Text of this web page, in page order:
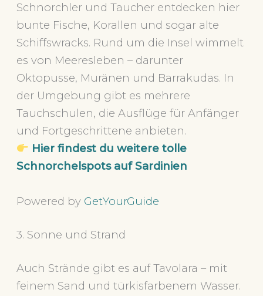
Schnorchler und Taucher entdecken hier
bunte Fische, Korallen und sogar alte
Schiffswracks. Rund um die Insel wimmelt
es von Meeresleben – darunter
Oktopusse, Muränen und Barrakudas. In
der Umgebung gibt es mehrere
Tauchschulen, die Ausflüge für Anfänger
und Fortgeschrittene anbieten.
Hier findest du weitere tolle
Schnorchelspots auf Sardinien
Powered by GetYourGuide
3. Sonne und Strand
Auch Strände gibt es auf Tavolara – mit
feinem Sand und türkisfarbenem Wasser.